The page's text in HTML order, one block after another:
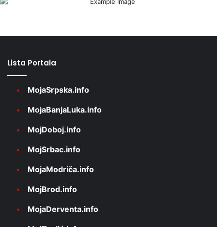
Lista Portala
MojaSrpska.info
MojaBanjaLuka.info
MojDoboj.info
MojSrbac.info
MojaModriča.info
MojBrod.info
MojaDerventa.info